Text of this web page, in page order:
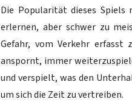
Die Popularität dieses
erlernen, aber schwer zu
Gefahr, vom Verkehr erfasst
anspornt, immer
und verspielt, was den
um sich die Zeit zu vertreiben.